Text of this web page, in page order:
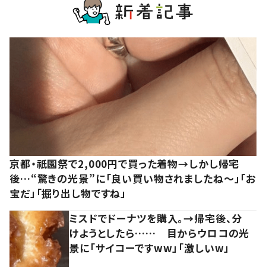
京都・祇園祭で2,000円で買った着物→しかし帰宅
後…“驚きの光景”に「良い買い物されましたね～」「お
宝だ」「掘り出し物ですね」
ミスドでドーナツを購入。→帰宅後、分
けようとしたら…… 目からウロコの光
景に「サイコーですww」「激しいw」